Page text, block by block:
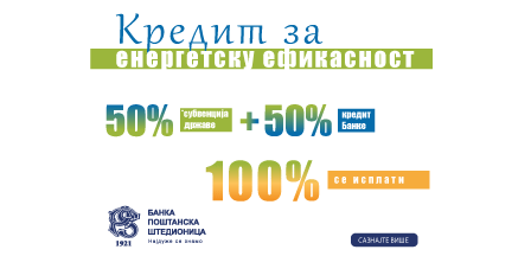
22:49:Od 50 do više od 10.000 evra mesečno: Evo koliko zarađuju
infl...
22:45:Prazne tribine, ali puna mreža Zemunaca: Pogledajte
hajlajtse po...
Protestna izložba ispred Jovine gimnazije: "Ne možete nas
22:38:Braća iz BiH osuđena zbog nereda u Njemačkoj